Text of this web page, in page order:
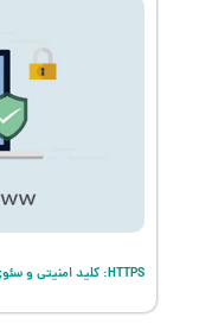
HTTPS: کلید امنیتی و سئوی وب‌سایت شما